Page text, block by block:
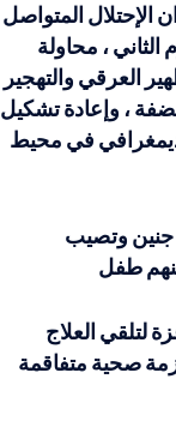
الإحتلال المتواصل
الثاني ، محاولة
العرقي والتهجير
، وإعادة تشكيل
في محيط
جنين وتصيب
طفل
غزة لتلقي العلاج
صحية متفاقمة